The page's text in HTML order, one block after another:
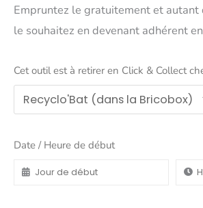
Empruntez le gratuitement et autant
le souhaitez en devenant adhérent
Cet outil est à retirer en Click & Collect
Date / Heure de début